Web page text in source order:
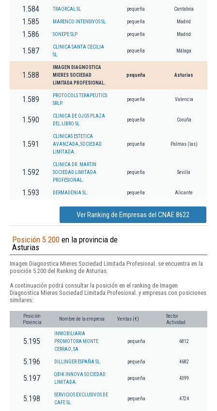
1.584 TRAORCAL SL pequeña Cantabria
1.585 MARENCO INTENSIVOS SL. pequeña Madrid
1.586 SONEPE SLP pequeña Madrid
1.587
CLINICA SANTA CECILIA
SL.
pequeña Málaga
1.588
IMAGEN DIAGNOSTICA
MIERES SOCIEDAD
LIMITADA PROFESIONAL.
pequeña Asturias
1.589
PROTOCOLS TERAPEUTICS
SRLP.
pequeña Valencia
1.590
CLINICA DE OJOS PLAZA
DEL LIBRO SL.
pequeña Coruña
1.591
CLINICAS ESTETICA
AVANZADA, SOCIEDAD
LIMITADA.
pequeña Palmas (las)
1.592
CLINICA DR. MARTIN
SOCIEDAD LIMITADA
PROFESIONAL.
pequeña Sevilla
1.593 DERMADENIA SL. pequeña Alicante
Ver Ranking de Empresas del CNAE 8622
Posición 5.200 en la provincia de
Asturias
Imagen Diagnostica Mieres Sociedad Limitada Profesional. se encuentra en la
posición 5.200 del Ranking de Asturias.
A continuación podrá consultar la posición en el ranking de Imagen
Diagnostica Mieres Sociedad Limitada Profesional. y empresas con posiciones
similares:
Posición
Provincia
Nombre de la empresa Ventas (€)
Sector
Actividad
5.195
INMOBILIARIA
PROMOTORA MONTE
CERRAO, SA
pequeña 6812
5.196 DILLINGER ESPAÑA SL. pequeña 4682
5.197
QBIK INNOVA SOCIEDAD
LIMITADA.
pequeña 4399
5.198
SERVICIOS EXCLUSIVOS DE
CAFE SL.
pequeña 4724